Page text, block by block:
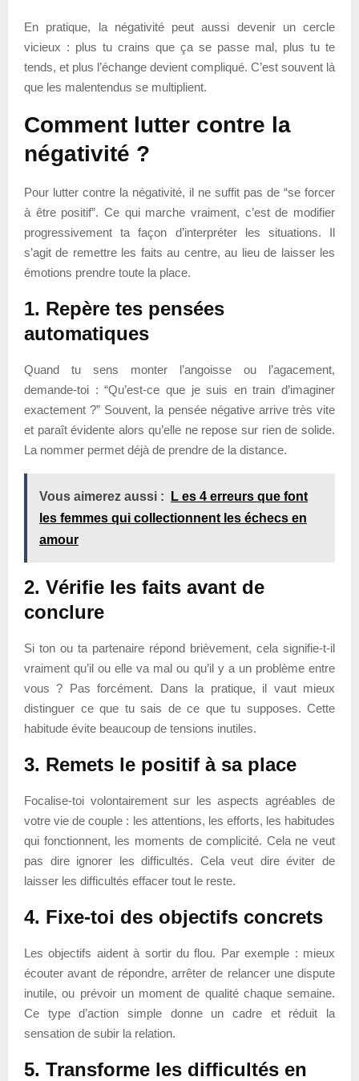
En pratique, la négativité peut aussi devenir un cercle
vicieux : plus tu crains que ça se passe mal, plus tu te
tends, et plus l’échange devient compliqué. C’est souvent là
que les malentendus se multiplient.
Comment lutter contre la
négativité ?
Pour lutter contre la négativité, il ne suffit pas de “se forcer
à être positif”. Ce qui marche vraiment, c’est de modifier
progressivement ta façon d’interpréter les situations. Il
s’agit de remettre les faits au centre, au lieu de laisser les
émotions prendre toute la place.
1. Repère tes pensées
automatiques
Quand tu sens monter l’angoisse ou l’agacement,
demande-toi : “Qu’est-ce que je suis en train d’imaginer
exactement ?” Souvent, la pensée négative arrive très vite
et paraît évidente alors qu’elle ne repose sur rien de solide.
La nommer permet déjà de prendre de la distance.
Vous aimerez aussi :
L es 4 erreurs que font
les femmes qui collectionnent les échecs en
amour
2. Vérifie les faits avant de
conclure
Si ton ou ta partenaire répond brièvement, cela signifie-t-il
vraiment qu’il ou elle va mal ou qu’il y a un problème entre
vous ? Pas forcément. Dans la pratique, il vaut mieux
distinguer ce que tu sais de ce que tu supposes. Cette
habitude évite beaucoup de tensions inutiles.
3. Remets le positif à sa place
Focalise-toi volontairement sur les aspects agréables de
votre vie de couple : les attentions, les efforts, les habitudes
qui fonctionnent, les moments de complicité. Cela ne veut
pas dire ignorer les difficultés. Cela veut dire éviter de
laisser les difficultés effacer tout le reste.
4. Fixe-toi des objectifs concrets
Les objectifs aident à sortir du flou. Par exemple : mieux
écouter avant de répondre, arrêter de relancer une dispute
inutile, ou prévoir un moment de qualité chaque semaine.
Ce type d’action simple donne un cadre et réduit la
sensation de subir la relation.
5. Transforme les difficultés en